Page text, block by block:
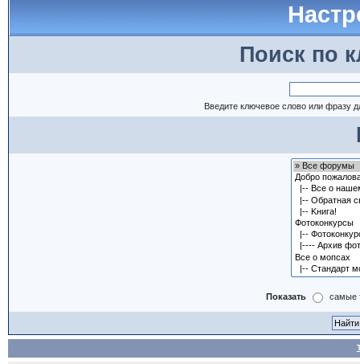
Поиск по
Введите ключевое слово или фразу
Показать самые